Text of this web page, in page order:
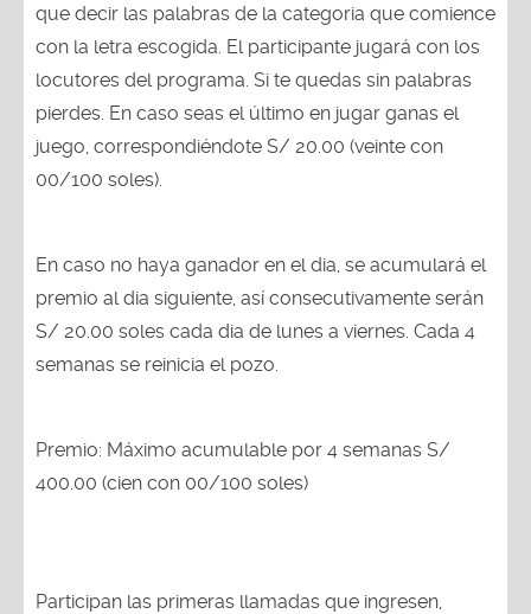
que decir las palabras de la categoria que comience
con la letra escogida. El participante jugará con los
locutores del programa. Si te quedas sin palabras
pierdes. En caso seas el último en jugar ganas el
juego, correspondiéndote S/ 20.00 (veinte con
00/100 soles).
En caso no haya ganador en el dia, se acumulará el
premio al dia siguiente, así consecutivamente serán
S/ 20.00 soles cada dia de lunes a viernes. Cada 4
semanas se reinicia el pozo.
Premio: Máximo acumulable por 4 semanas S/
400.00 (cien con 00/100 soles)
Participan las primeras llamadas que ingresen,